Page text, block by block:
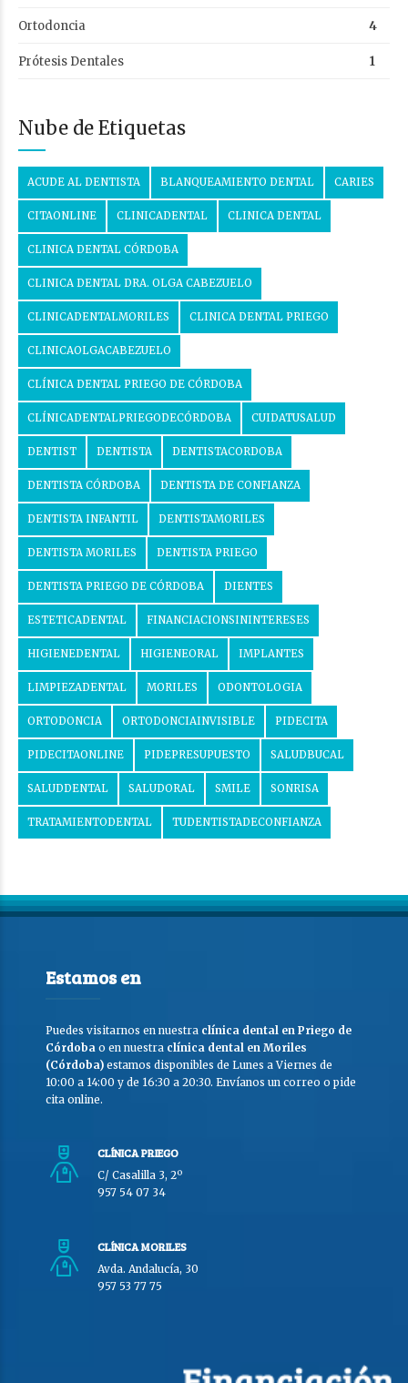
Ortodoncia 4
Prótesis Dentales 1
Nube de Etiquetas
ACUDE AL DENTISTA BLANQUEAMIENTO DENTAL CARIES
CITAONLINE CLINICADENTAL CLINICA DENTAL
CLINICA DENTAL CÓRDOBA
CLINICA DENTAL DRA. OLGA CABEZUELO
CLINICADENTALMORILES CLINICA DENTAL PRIEGO
CLINICAOLGACABEZUELO
CLÍNICA DENTAL PRIEGO DE CÓRDOBA
CLÍNICADENTALPRIEGODECÓRDOBA CUIDATUSALUD
DENTIST DENTISTA DENTISTACORDOBA
DENTISTA CÓRDOBA DENTISTA DE CONFIANZA
DENTISTA INFANTIL DENTISTAMORILES
DENTISTA MORILES DENTISTA PRIEGO
DENTISTA PRIEGO DE CÓRDOBA DIENTES
ESTETICADENTAL FINANCIACIONSININTERESES
HIGIENEDENTAL HIGIENEORAL IMPLANTES
LIMPIEZADENTAL MORILES ODONTOLOGIA
ORTODONCIA ORTODONCIAINVISIBLE PIDECITA
PIDECITAONLINE PIDEPRESUPUESTO SALUDBUCAL
SALUDDENTAL SALUDORAL SMILE SONRISA
TRATAMIENTODENTAL TUDENTISTADECONFIANZA
Estamos en
Puedes visitarnos en nuestra clínica dental en Priego de
Córdoba o en nuestra clínica dental en Moriles
(Córdoba) estamos disponibles de Lunes a Viernes de
10:00 a 14:00 y de 16:30 a 20:30. Envíanos un correo o pide
cita online.
CLÍNICA PRIEGO
C/ Casalilla 3, 2º
957 54 07 34
CLÍNICA MORILES
Avda. Andalucía, 30
957 53 77 75